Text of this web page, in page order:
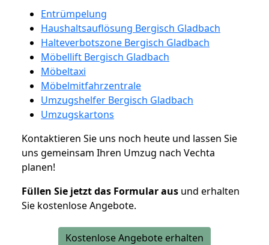
Entrümpelung
Haushaltsauflösung Bergisch Gladbach
Halteverbotszone Bergisch Gladbach
Möbellift Bergisch Gladbach
Möbeltaxi
Möbelmitfahrzentrale
Umzugshelfer Bergisch Gladbach
Umzugskartons
Kontaktieren Sie uns noch heute und lassen Sie
uns gemeinsam Ihren Umzug nach Vechta
planen!
Füllen Sie jetzt das Formular aus und erhalten
Sie kostenlose Angebote.
Kostenlose Angebote erhalten